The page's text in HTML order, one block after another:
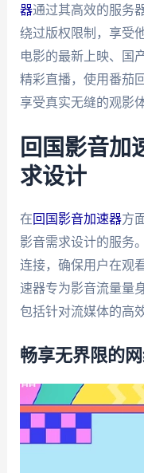
器通过其高效的服务
绕过版权限制，享受
电影的最新上映、国
精彩直播，使用番茄
享受真实无缝的观影体
回国影音加
求设计
在回国影音加速器方
影音需求设计的服务
连接，确保用户在观
速器专为影音流量量
包括针对流媒体的高
畅享无界限的